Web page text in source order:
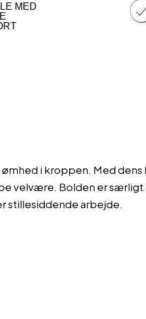
MED
i kroppen. Med
velvære. Bolden er
stillesiddende arbejde.